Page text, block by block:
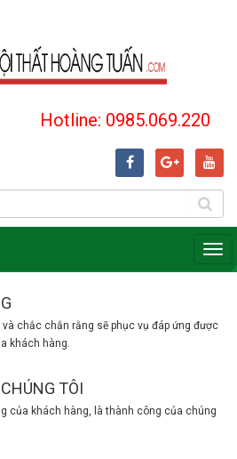
Hotline: 0985.069.220
chắc chắn rằng sẽ phục vụ đáp ứng được
khách hàng.
TÔI
của khách hàng, là thành công của chúng